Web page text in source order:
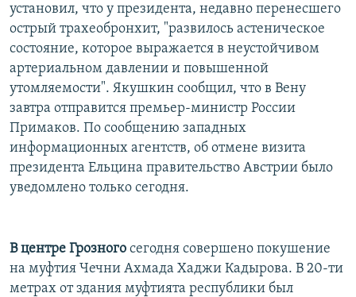
СИБИРЬ.РЕАЛИИ
РАСПИСАНИЕ ВЕЩАНИЯ
ПОДПИШИТЕСЬ НА РАССЫЛКУ
СОЦИАЛЬНЫЕ СЕТИ
установил, что у президента, недавно перенесшего
острый трахеобронхит, "развилось астеническое
состояние, которое выражается в неустойчивом
артериальном давлении и повышенной
утомляемости". Якушкин сообщил, что в Вену
завтра отправится премьер-министр России
Примаков. По сообщению западных
информационных агентств, об отмене визита
президента Ельцина правительство Австрии было
уведомлено только сегодня.
В центре Грозного сегодня совершено покушение
на муфтия Чечни Ахмада Хаджи Кадырова. В 20-ти
метрах от здания муфтията республики был